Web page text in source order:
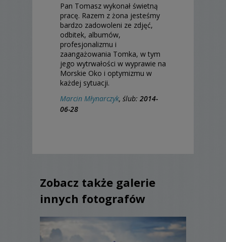
Pan Tomasz wykonał świetną
pracę. Razem z żona jesteśmy
bardzo zadowoleni ze zdjęć,
odbitek, albumów,
profesjonalizmu i
zaangażowania Tomka, w tym
jego wytrwałości w wyprawie na
Morskie Oko i optymizmu w
każdej sytuacji.
Marcin Młynarczyk, ślub: 2014-
06-28
Zobacz także galerie
innych fotografów